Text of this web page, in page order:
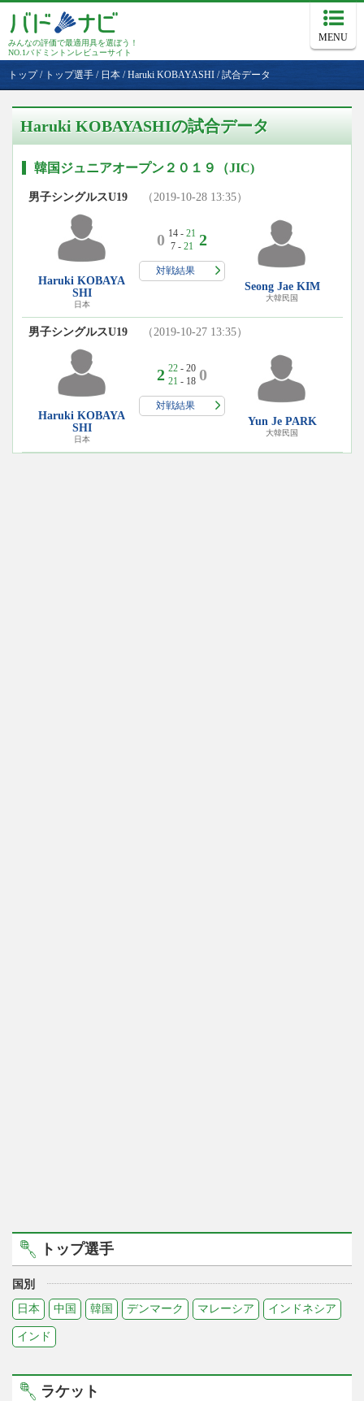
みんなの評価で最適用具を選ぼう！
NO.1バドミントンレビューサイト
MENU
トップ/ トップ選手 / 日本 /Haruki KOBAYASHI /試合データ
Haruki KOBAYASHIの試合データ
韓国ジュニアオープン２０１９（JIC)
男子シングルスU19 （2019-10-28 13:35）
Haruki KOBAYA
SHI
日本
0 14 - 21
7 - 21 2
対戦結果
Seong Jae KIM
大韓民国
男子シングルスU19 （2019-10-27 13:35）
Haruki KOBAYA
SHI
日本
2 22- 20
21 - 18 0
対戦結果
Yun Je PARK
大韓民国
トップ選手
国別
日本
中国 韓国 デンマーク マレーシア インドネシア
インド
ラケット